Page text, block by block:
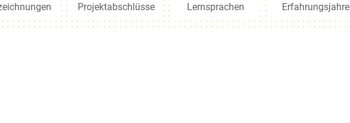
Projektabschlüsse Lernsprachen Erfahrungsjahre